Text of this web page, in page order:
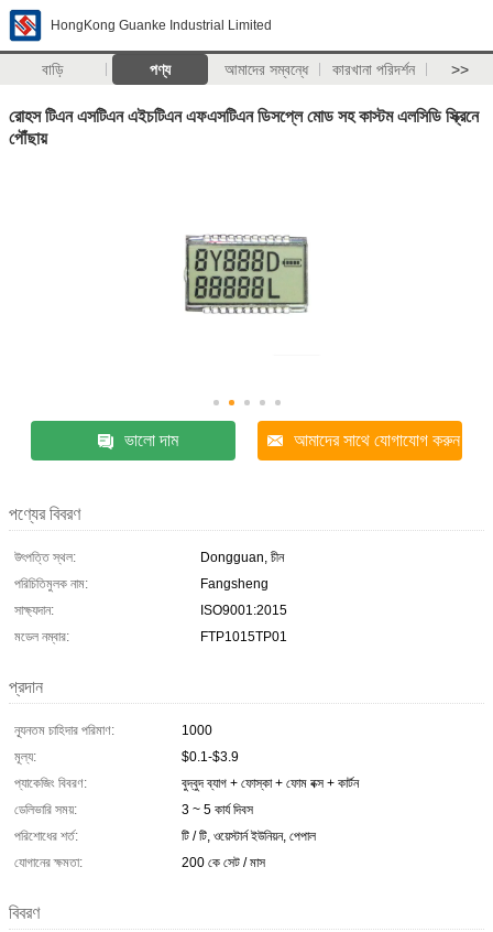
HongKong Guanke Industrial Limited
বাড়ি পণ্য আমাদের সম্বন্ধে কারখানা পরিদর্শন >>
রোহস টিএন এসটিএন এইচটিএন এফএসটিএন ডিসপ্লে মোড সহ কাস্টম এলসিডি স্ক্রিনে
পৌঁছায়
ভালো দাম আমাদের সাথে যোগাযোগ করুন
পণ্যের বিবরণ
উৎপত্তি স্থল:
Dongguan, চীন
পরিচিতিমুলক নাম:
Fangsheng
সাক্ষ্যদান:
ISO9001:2015
মডেল নম্বার:
FTP1015TP01
প্রদান
ন্যূনতম চাহিদার পরিমাণ:
1000
মূল্য:
$0.1-$3.9
প্যাকেজিং বিবরণ:
বুদ্বুদ ব্যাগ + ফোস্কা + ফোম বক্স + কার্টন
ডেলিভারি সময়:
3 ~ 5 কার্য দিবস
পরিশোধের শর্ত:
টি / টি, ওয়েস্টার্ন ইউনিয়ন, পেপাল
যোগানের ক্ষমতা:
200 কে সেট / মাস
বিবরণ